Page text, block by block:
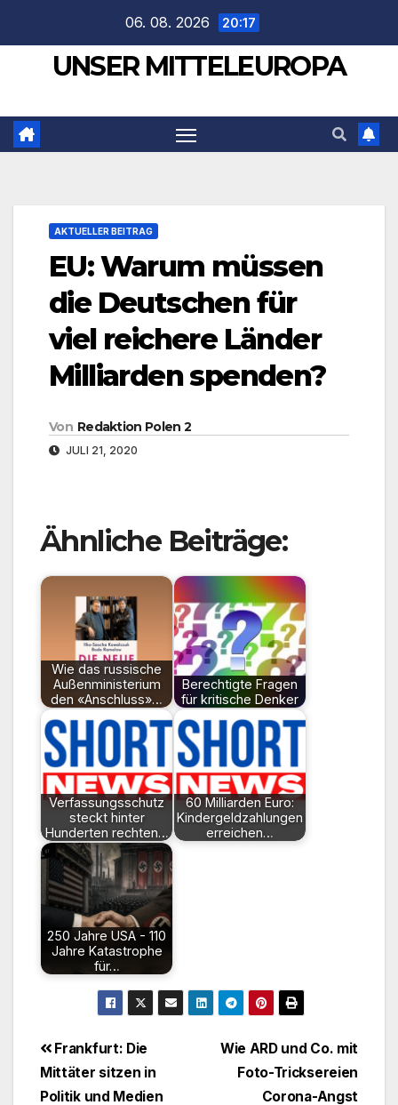
springen
06. 08. 2026 20:17
UNSER MITTELEUROPA
AKTUELLER BEITRAG
EU: Warum müssen
die Deutschen für
viel reichere Länder
Milliarden spenden?
Von Redaktion Polen 2
JULI 21, 2020
Ähnliche Beiträge:
Wie das russische
Außenministerium
den «Anschluss»…
Berechtigte Fragen
für kritische Denker
Verfassungsschutz
steckt hinter
Hunderten rechten…
60 Milliarden Euro:
Kindergeldzahlungen
erreichen…
250 Jahre USA - 110
Jahre Katastrophe
für…
Beitragsnavigation
Wie ARD und Co. mit
Foto-Tricksereien
Corona-Angst
Frankfurt: Die
Mittäter sitzen in
Politik und Medien